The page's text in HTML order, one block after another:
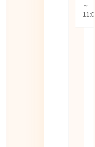
～
11:00